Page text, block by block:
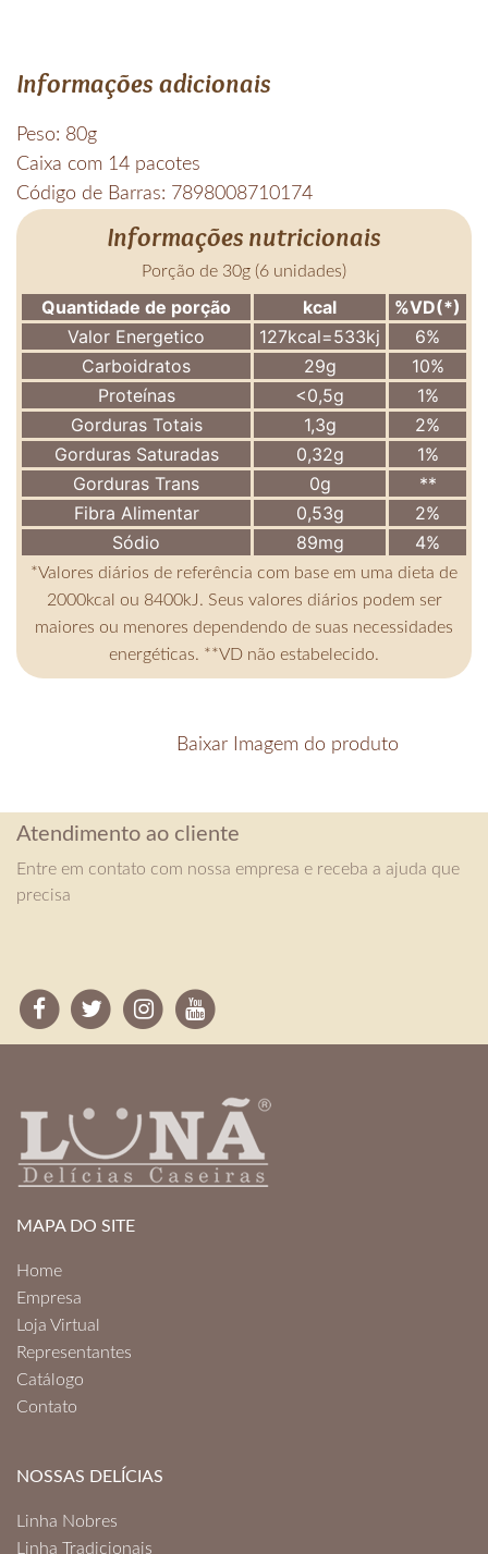
Informações adicionais
Peso: 80g
Caixa com 14 pacotes
Código de Barras: 7898008710174
Informações nutricionais
Porção de 30g (6 unidades)
Quantidade de porção kcal
%VD(*)
Valor Energetico
127kcal=533kj
6%
Carboidratos
29g
10%
Proteínas
<0,5g
1%
Gorduras Totais
1,3g
2%
Gorduras Saturadas
0,32g
1%
Gorduras Trans
0g
**
Fibra Alimentar
0,53g
2%
Sódio
89mg 4%
*Valores diários de referência com base em uma dieta de
2000kcal ou 8400kJ. Seus valores diários podem ser
maiores ou menores dependendo de suas necessidades
energéticas. **VD não estabelecido.
Baixar Imagem do produto
Atendimento ao cliente
Entre em contato com nossa empresa e receba a ajuda que
precisa
MAPA DO SITE
Home
Empresa
Loja Virtual
Representantes
Catálogo
Contato
NOSSAS DELÍCIAS
Linha Nobres
Linha Tradicionais